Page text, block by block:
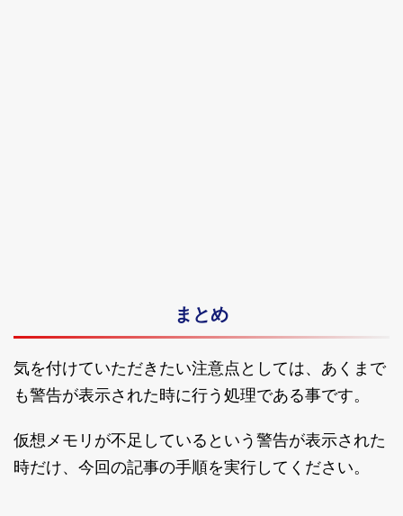
まとめ
気を付けていただきたい注意点としては、あくまで
も警告が表示された時に行う処理である事です。
仮想メモリが不足しているという警告が表示された
時だけ、今回の記事の手順を実行してください。